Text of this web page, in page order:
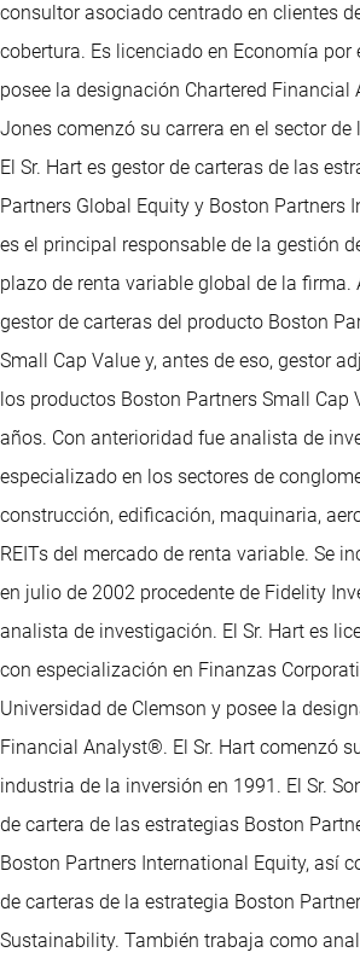
consultor asociado centrado en clientes
cobertura. Es licenciado en Economía por
posee la designación Chartered Financial
Jones comenzó su carrera en el sector de
El Sr. Hart es gestor de carteras de las
Partners Global Equity y Boston Partners
es el principal responsable de la gestión
plazo de renta variable global de la firma.
gestor de carteras del producto Boston
Small Cap Value y, antes de eso, gestor
los productos Boston Partners Small Cap
años. Con anterioridad fue analista de
especializado en los sectores de
construcción, edificación, maquinaria,
REITs del mercado de renta variable. Se
en julio de 2002 procedente de Fidelity
analista de investigación. El Sr. Hart es
con especialización en Finanzas
Universidad de Clemson y posee la
Financial Analyst®. El Sr. Hart comenzó
industria de la inversión en 1991. El Sr.
de cartera de las estrategias Boston
Boston Partners International Equity, así
de carteras de la estrategia Boston
Sustainability. También trabaja como